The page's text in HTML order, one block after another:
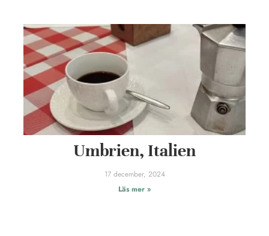
Umbrien, Italien
17 december, 2024
Läs mer »